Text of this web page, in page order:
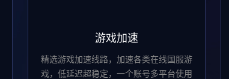
游戏加速
精选游戏加速线路，加速各类在线国服游
戏，低延迟超稳定，一个账号多平台使用